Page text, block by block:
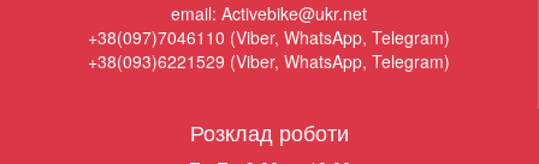
email: Activebike@ukr.net
+38(097)7046110 (Viber, WhatsApp, Telegram)
+38(093)6221529 (Viber, WhatsApp, Telegram)
Розклад роботи